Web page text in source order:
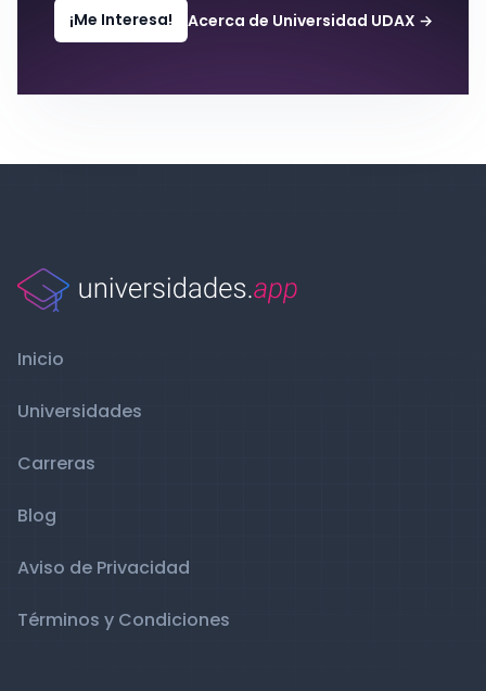
¡Me Interesa! Acerca de Universidad UDAX →
Inicio
Universidades
Carreras
Blog
Aviso de Privacidad
Términos y Condiciones